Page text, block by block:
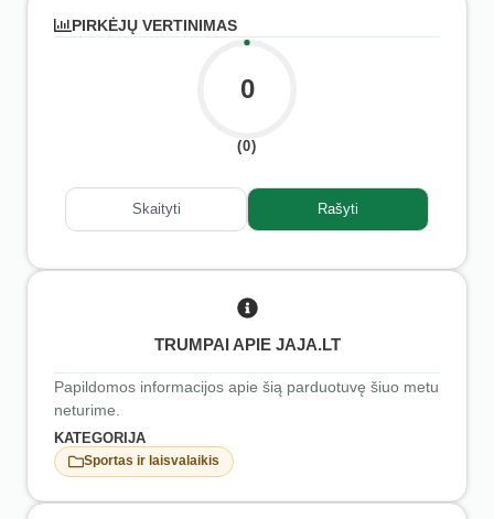
PIRKĖJŲ VERTINIMAS
0
(0)
Skaityti Rašyti
TRUMPAI APIE JAJA.LT
Papildomos informacijos apie šią parduotuvę šiuo metu
neturime.
KATEGORIJA
Sportas ir laisvalaikis